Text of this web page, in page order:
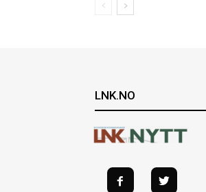
LNK.NO